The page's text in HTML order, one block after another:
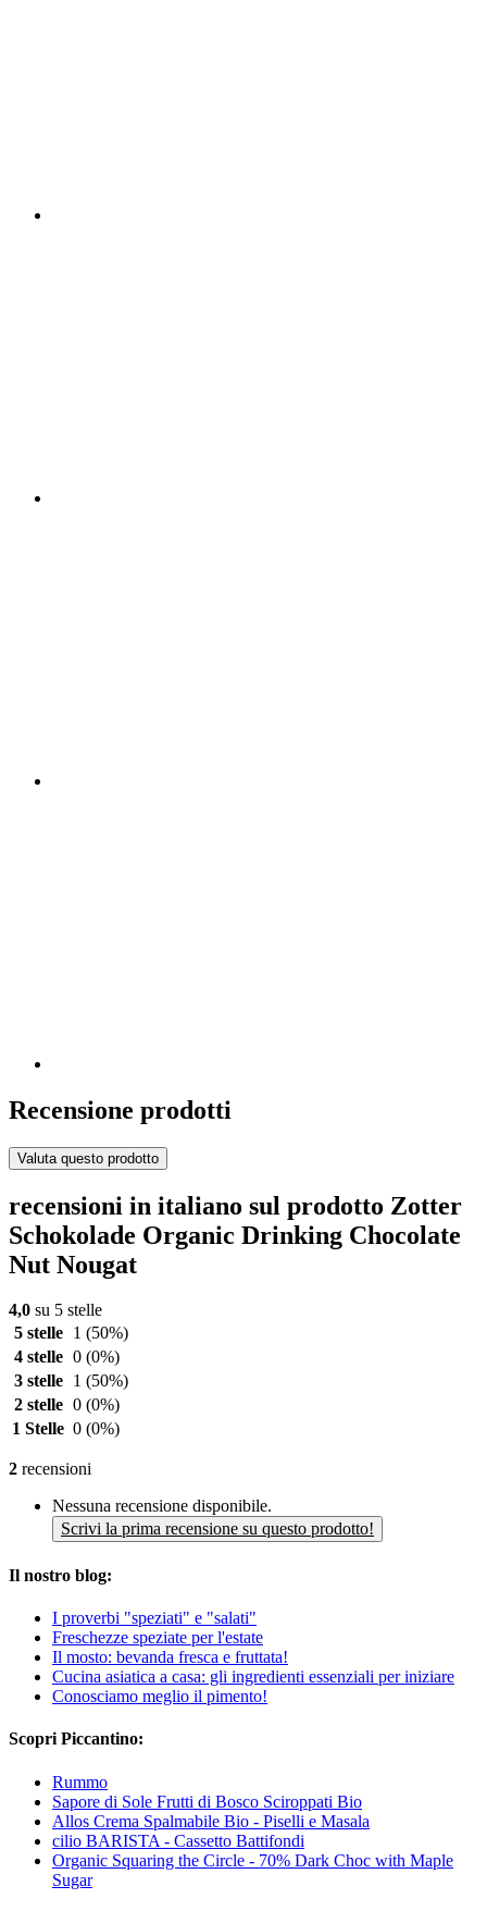
Recensione prodotti
Valuta questo prodotto
recensioni in italiano sul prodotto Zotter
Schokolade Organic Drinking Chocolate
Nut Nougat
4,0 su 5 stelle
5 stelle
1 (50%)
4 stelle 0 (0%)
3 stelle
1 (50%)
2 stelle 0 (0%)
1 Stelle 0 (0%)
2 recensioni
Nessuna recensione disponibile.
Scrivi la prima recensione su questo prodotto!
Il nostro blog:
I proverbi "speziati" e "salati"
Freschezze speziate per l'estate
Il mosto: bevanda fresca e fruttata!
Cucina asiatica a casa: gli ingredienti essenziali per iniziare
Conosciamo meglio il pimento!
Scopri Piccantino:
Rummo
Sapore di Sole Frutti di Bosco Sciroppati Bio
Allos Crema Spalmabile Bio - Piselli e Masala
cilio BARISTA - Cassetto Battifondi
Organic Squaring the Circle - 70% Dark Choc with Maple
Sugar